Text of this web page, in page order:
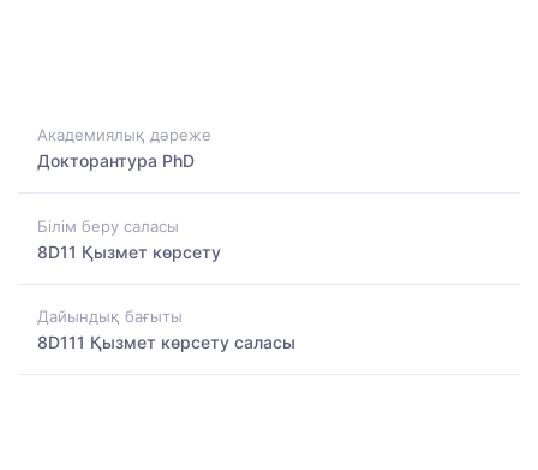
Академиялық дәреже
Докторантура PhD
Білім беру саласы
8D11 Қызмет көрсету
Дайындық бағыты
8D111 Қызмет көрсету саласы